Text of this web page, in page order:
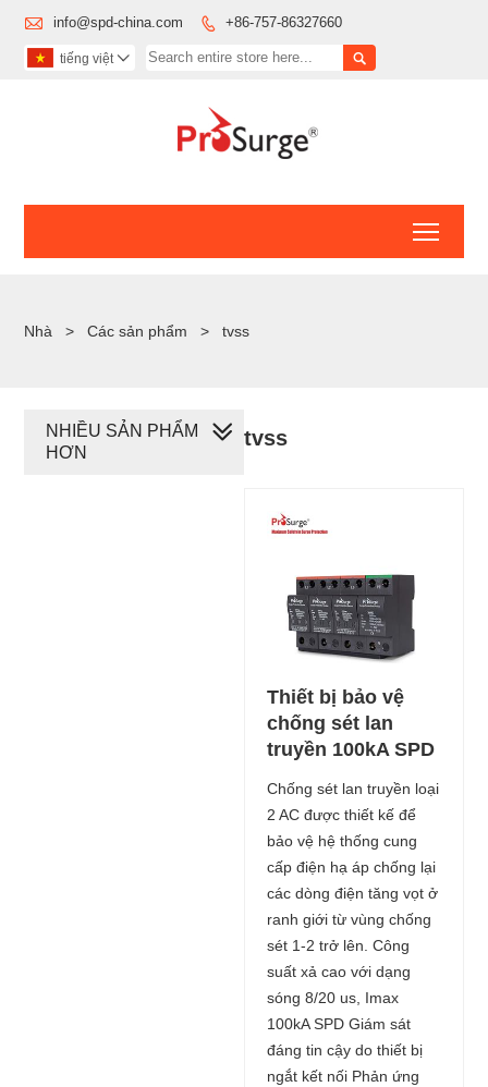
 info@spd-china.com  +86-757-86327660

tiếng việt 
Nhà > Các sản phẩm > tvss
tvss
Thiết bị bảo vệ
chống sét lan
truyền 100kA SPD
Chống sét lan truyền loại
2 AC được thiết kế để
bảo vệ hệ thống cung
cấp điện hạ áp chống lại
các dòng điện tăng vọt ở
ranh giới từ vùng chống
sét 1-2 trở lên. Công
suất xả cao với dạng
sóng 8/20 us, Imax
100kA SPD Giám sát
đáng tin cậy do thiết bị
ngắt kết nối Phản ứng
NHIỀU SẢN PHẨM
HƠN